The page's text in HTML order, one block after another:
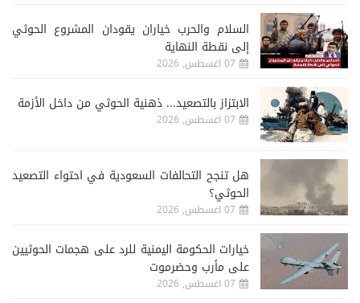
السلام والحرب خياران يقودان المشروع الحوثي
إلى نقطة النهاية
07 اغسطس, 2026
الابتزاز بالتصعيد... ذهنية الحوثي من داخل الأزمة
07 اغسطس, 2026
هل تنجح التحالفات السعودية في احتواء التصعيد
الحوثي؟
07 اغسطس, 2026
خيارات الحكومة اليمنية للرد على هجمات الحوثيين
على مأرب وحضرموت
07 اغسطس, 2026